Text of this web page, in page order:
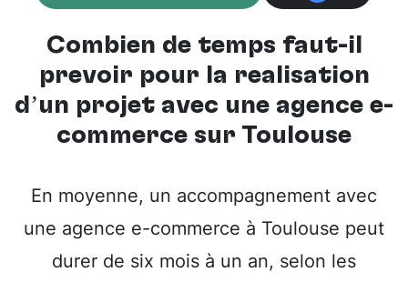
Combien de temps faut-il
prévoir pour la réalisation
d’un projet avec une agence e-
commerce sur Toulouse
En moyenne, un accompagnement avec
une agence e-commerce à Toulouse peut
durer de six mois à un an, selon les